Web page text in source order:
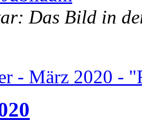
Das Bild in
- März 2020 -